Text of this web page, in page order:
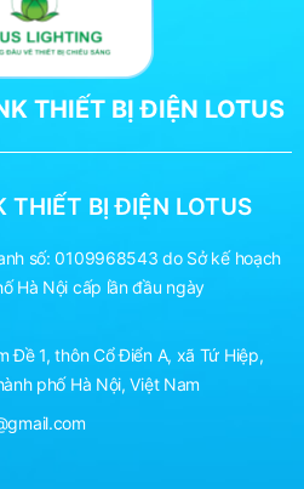
THIẾT BỊ ĐIỆN LOTUS
THIẾT BỊ ĐIỆN LOTUS
số: 0109968543 do Sở kế hoạch
Hà Nội cấp lần đầu ngày
Đề 1, thôn Cổ Điển A, xã Tứ Hiệp,
phố Hà Nội, Việt Nam